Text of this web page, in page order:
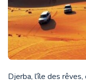
Djerba, l’île des